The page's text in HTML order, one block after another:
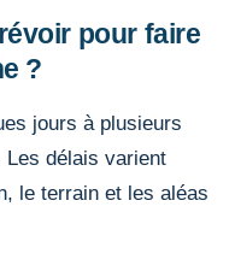
pour faire
?
jours à plusieurs
délais varient
le terrain et les aléas